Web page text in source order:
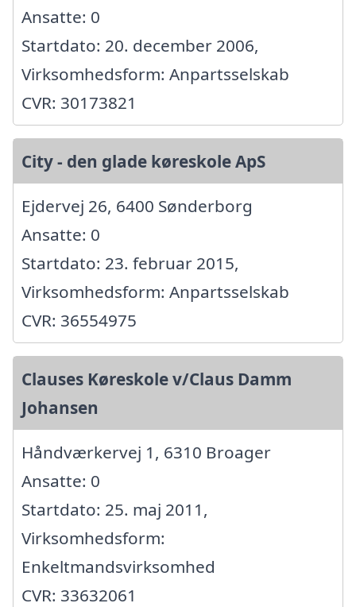
Ansatte: 0
Startdato: 20. december 2006,
Virksomhedsform: Anpartsselskab
CVR: 30173821
City - den glade køreskole ApS
Ejdervej 26, 6400 Sønderborg
Ansatte: 0
Startdato: 23. februar 2015,
Virksomhedsform: Anpartsselskab
CVR: 36554975
Clauses Køreskole v/Claus Damm
Johansen
Håndværkervej 1, 6310 Broager
Ansatte: 0
Startdato: 25. maj 2011,
Virksomhedsform:
Enkeltmandsvirksomhed
CVR: 33632061